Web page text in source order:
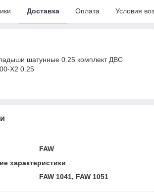
Доставка Оплата Условия
шатунные 0.25 комплект ДВС
X2 0.25
FAW
характеристики
FAW 1041, FAW 1051